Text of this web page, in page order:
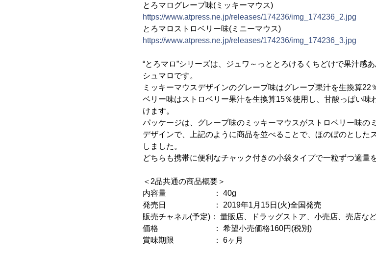
とろマログレープ味(ミッキーマウス)
https://www.atpress.ne.jp/releases/174236/img_174236_2.jpg
とろマロストロベリー味(ミニーマウス)
https://www.atpress.ne.jp/releases/174236/img_174236_3.jpg
“とろマロ”シリーズは、ジュワ～っととろけるくちどけで果汁感
シュマロです。
ミッキーマウスデザインのグレープ味はグレープ果汁を生換算22
ベリー味はストロベリー果汁を生換算15％使用し、甘酸っぱい味
けます。
パッケージは、グレープ味のミッキーマウスがストロベリー味の
デザインで、上記のように商品を並べることで、ほのぼのとした
しました。
どちらも携帯に便利なチャック付きの小袋タイプで一粒ずつ適量
＜2品共通の商品概要＞
内容量 ： 40g
発売日 ： 2019年1月15日(火)全国発売
販売チャネル(予定)： 量販店、ドラッグストア、小売店、売店な
価格 ： 希望小売価格160円(税別)
賞味期限 ： 6ヶ月